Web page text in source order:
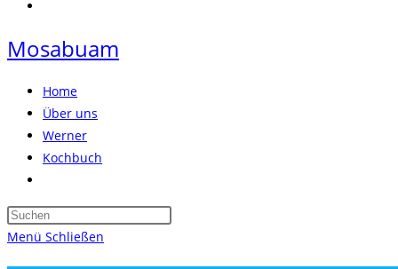
Mosabuam
Home
Über uns
Werner
Kochbuch
umschalten
Press
Menü Schließen